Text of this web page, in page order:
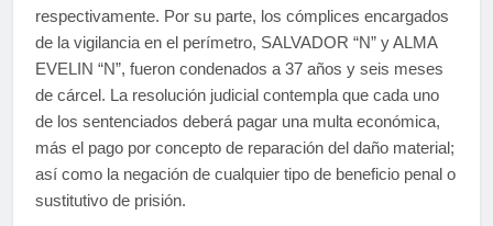
respectivamente. Por su parte, los cómplices encargados
de la vigilancia en el perímetro, SALVADOR “N” y ALMA
EVELIN “N”, fueron condenados a 37 años y seis meses
de cárcel. La resolución judicial contempla que cada uno
de los sentenciados deberá pagar una multa económica,
más el pago por concepto de reparación del daño material;
así como la negación de cualquier tipo de beneficio penal o
sustitutivo de prisión.